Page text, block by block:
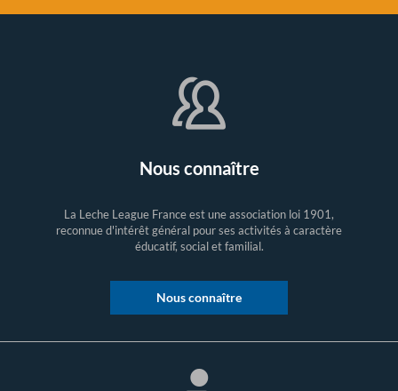
Nous connaître
La Leche League France est une association loi 1901,
reconnue d'intérêt général pour ses activités à caractère
éducatif, social et familial.
Nous connaître